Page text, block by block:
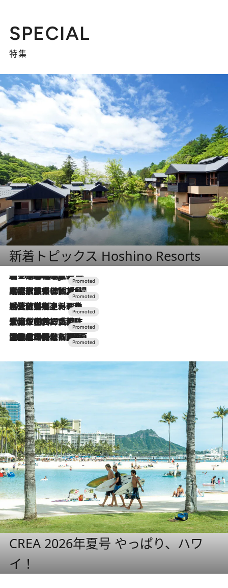
SPECIAL
特集
新着トピックス Hoshino Resorts
6 Hours Ago
【トンボの足水浴】ヒノキの香りに包まれて涼感マックス！約13℃の湧水かけ流しを避暑地「星野温泉 トンボの湯」で体験
2026.7.31
【ホテル帰省】という選択肢をOMOが提案。家族とほどよい距離を保つには「昼は実家、夜は気兼ねなくホテルで！」
2026.7.24
【夏限定ディナーコース】旬を迎える稚鮎や花ズッキーニなどをイタリア・トスカーナの郷土料理の手法で満喫！
2026.7.17
「土佐和ハーブかき氷」がOMO7高知に登場！生姜、山椒、大葉など目にも舌にも涼を呼ぶ郷土の味
2026.7.10
NEW OPEN！【界 草津】名湯の地に誕生。趣の異なる2種の温泉と上州ならではの会席・蕎麦割烹など美食を味わう究極の癒やし旅
CREA 2026年夏号 やっぱり、ハワ
イ！